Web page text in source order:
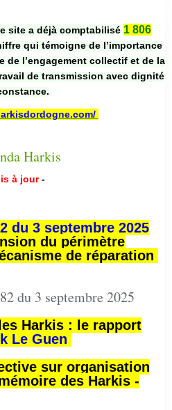
site a déjà comptabilisé 1 806
qui témoigne de l’importance
de l’engagement collectif et de la
de transmission avec dignité
à jour -
du 3 septembre 2025
du périmètre
de réparation
du 3 septembre 2025
Harkis : le rapport
Le Guen
sur organisation
des Harkis -